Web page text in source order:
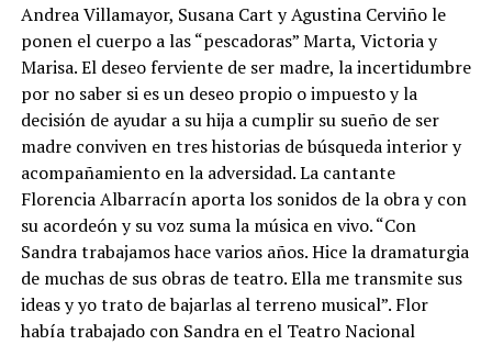
Andrea Villamayor, Susana Cart y Agustina Cerviño le
ponen el cuerpo a las “pescadoras” Marta, Victoria y
Marisa. El deseo ferviente de ser madre, la incertidumbre
por no saber si es un deseo propio o impuesto y la
decisión de ayudar a su hija a cumplir su sueño de ser
madre conviven en tres historias de búsqueda interior y
acompañamiento en la adversidad. La cantante
Florencia Albarracín aporta los sonidos de la obra y con
su acordeón y su voz suma la música en vivo. “Con
Sandra trabajamos hace varios años. Hice la dramaturgia
de muchas de sus obras de teatro. Ella me transmite sus
ideas y yo trato de bajarlas al terreno musical”. Flor
había trabajado con Sandra en el Teatro Nacional